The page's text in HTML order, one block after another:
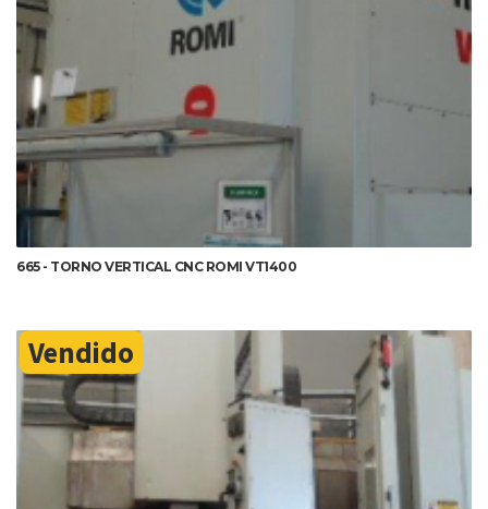
DETALHES
665 - TORNO VERTICAL CNC ROMI VT1400
Vendido
DETALHES